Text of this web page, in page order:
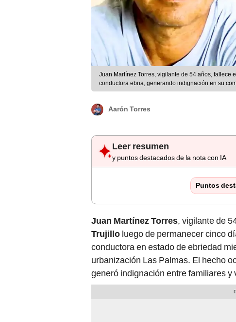
Juan Martínez Torres, vigilante de 54 años, fallece
conductora ebria, generando indignación en su
Aarón Torres
Leer resumen
y puntos destacados de la nota con IA
Puntos
Juan Martínez Torres, vigilante de
Trujillo luego de permanecer cinco
conductora en estado de ebriedad
urbanización Las Palmas. El hecho
generó indignación entre familiares y